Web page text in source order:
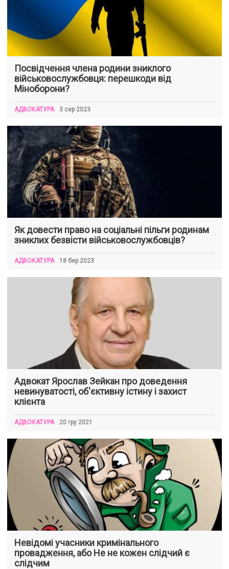
Посвідчення члена родини зниклого
військовослужбовця: перешкоди від
Міноборони?
АДВОКАТУРА 3 сер 2023
Як довести право на соціальні пільги родинам
зниклих безвісти військовослужбовців?
АДВОКАТУРА 18 бер 2023
Адвокат Ярослав Зейкан про доведення
невинуватості, об'єктивну істину і захист
клієнта
АДВОКАТУРА 20 гру 2021
Невідомі учасники кримінального
провадження, або Не не кожен слідчий є
слідчим